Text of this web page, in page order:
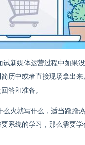
新媒体运营过程中如果
历中或者直接现场拿出
答和准备。
火就写什么，适当蹭蹭
系统的学习，那么需要学